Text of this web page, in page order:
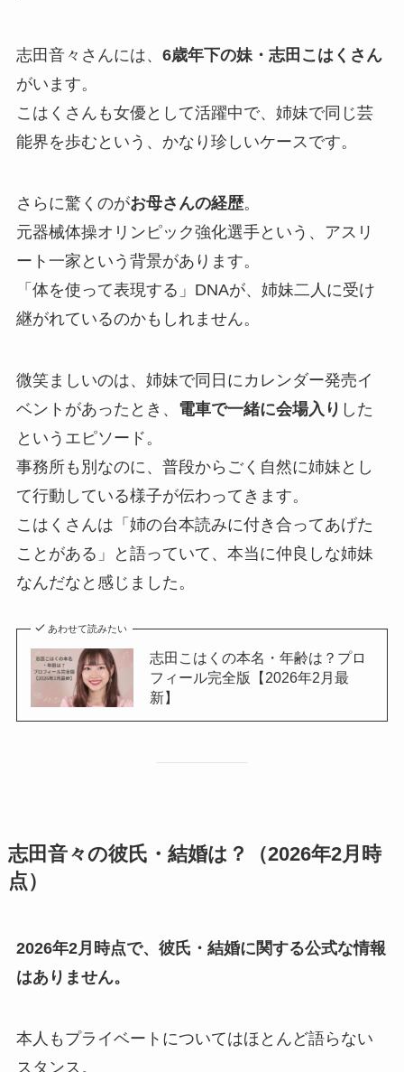
志田音々さんには、 6歳年下の妹・志田こはくさん
がいます。
こはくさんも女優として活躍中で、姉妹で同じ芸
能界を歩むという、かなり珍しいケースです。
さらに驚くのがお母さんの経歴。
元器械体操オリンピック強化選手という、アスリ
ート一家という背景があります。
「体を使って表現する」DNAが、姉妹二人に受け
継がれているのかもしれません。
微笑ましいのは、姉妹で同日にカレンダー発売イ
ベントがあったとき、 電車で一緒に会場入り した
というエピソード。
事務所も別なのに、普段からごく自然に姉妹とし
て行動している様子が伝わってきます。
こはくさんは「姉の台本読みに付き合ってあげた
ことがある」と語っていて、本当に仲良しな姉妹
なんだなと感じました。
あわせて読みたい
志田こはくの本名・年齢は？プロ
フィール完全版【2026年2月最
新】
志田音々の彼氏・結婚は？（2026年2月時
点）
2026年2月時点で、彼氏・結婚に関する公式な情報
はありません。
本人もプライベートについてはほとんど語らない
スタンス。